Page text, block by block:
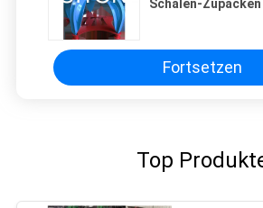
Schalen-
Fortsetzen
Top